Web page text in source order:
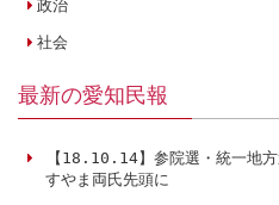
政治
社会
最新の愛知民報
【18.10.14】参院選・統一地
すやま両氏先頭に